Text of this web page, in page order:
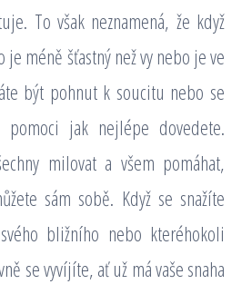
To však neznamená, že když
méně šťastný než vy nebo je ve
být pohnut k soucitu nebo se
pomoci jak nejlépe dovedete.
milovat a všem pomáhat,
sám sobě. Když se snažíte
bližního nebo kteréhokoli
se vyvíjíte, ať už má vaše snaha